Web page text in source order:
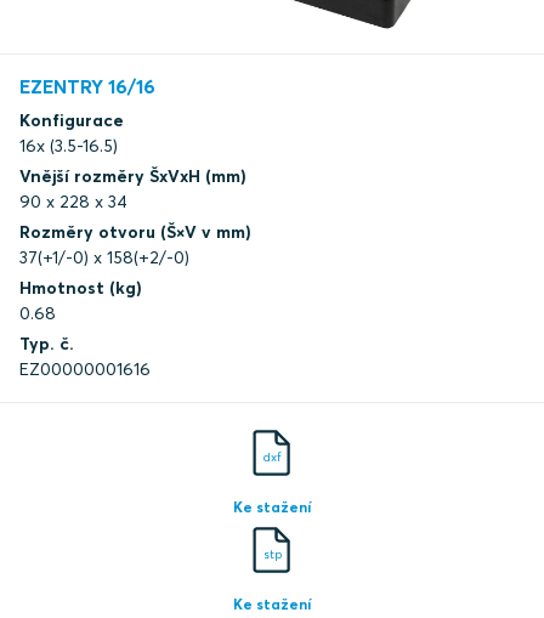
EZENTRY 16/16
Konfigurace
16x (3.5-16.5)
Vnější rozměry ŠxVxH (mm)
90 x 228 x 34
Rozměry otvoru (Š×V v mm)
37(+1/-0) x 158(+2/-0)
Hmotnost (kg)
0.68
Typ. č.
EZ00000001616
dxf
Ke stažení
stp
Ke stažení